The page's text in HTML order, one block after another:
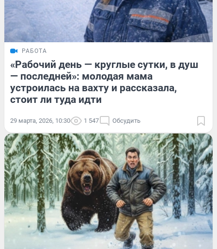
РАБОТА
«Рабочий день — круглые сутки, в душ
— последней»: молодая мама
устроилась на вахту и рассказала,
стоит ли туда идти
29 марта, 2026, 10:30 1 547 Обсудить